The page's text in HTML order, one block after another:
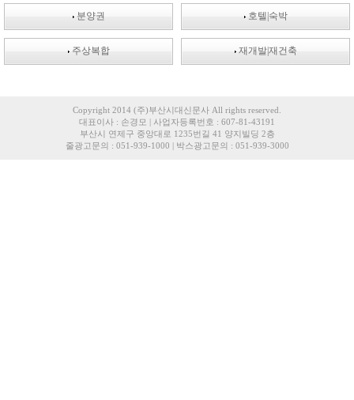
분양권 호텔|숙박
주상복합 재개발|재건축
Copyright 2014 (주)부산시대신문사 All rights reserved.
대표이사 : 손경모 | 사업자등록번호 : 607-81-43191
부산시 연제구 중앙대로 1235번길 41 양지빌딩 2층
줄광고문의 : 051-939-1000 | 박스광고문의 : 051-939-3000